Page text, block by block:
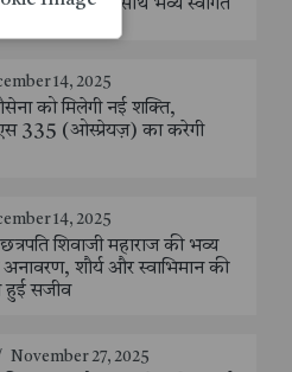
और पुष्पवर्षा के साथ भव्य स्वागत
14, 2025
को मिलेगी नई शक्ति,
335 (ओस्प्रेयज़) का करेगी
14, 2025
शिवाजी महाराज की भव्य
अनावरण, शौर्य और स्वाभिमान की
हुई सजीव
November 27, 2025